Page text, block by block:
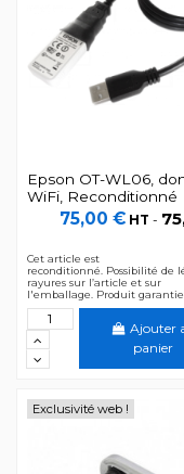
Epson OT-WL06,
WiFi, Reconditionné
75,00 € HT -
Cet article est
reconditionné. Possibilité de
rayures sur l’article et sur
l'emballage. Produit garantie
Ajouter
panier
Exclusivité web !